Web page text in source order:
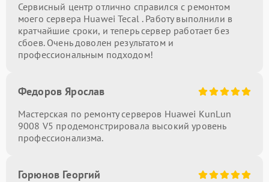
Сервисный центр отлично справился с ремонтом
моего сервера Huawei Tecal . Работу выполнили в
кратчайшие сроки, и теперь сервер работает без
сбоев. Очень доволен результатом и
профессиональным подходом!
Федоров Ярослав
Мастерская по ремонту серверов Huawei KunLun
9008 V5 продемонстрировала высокий уровень
профессионализма.
Горюнов Георгий